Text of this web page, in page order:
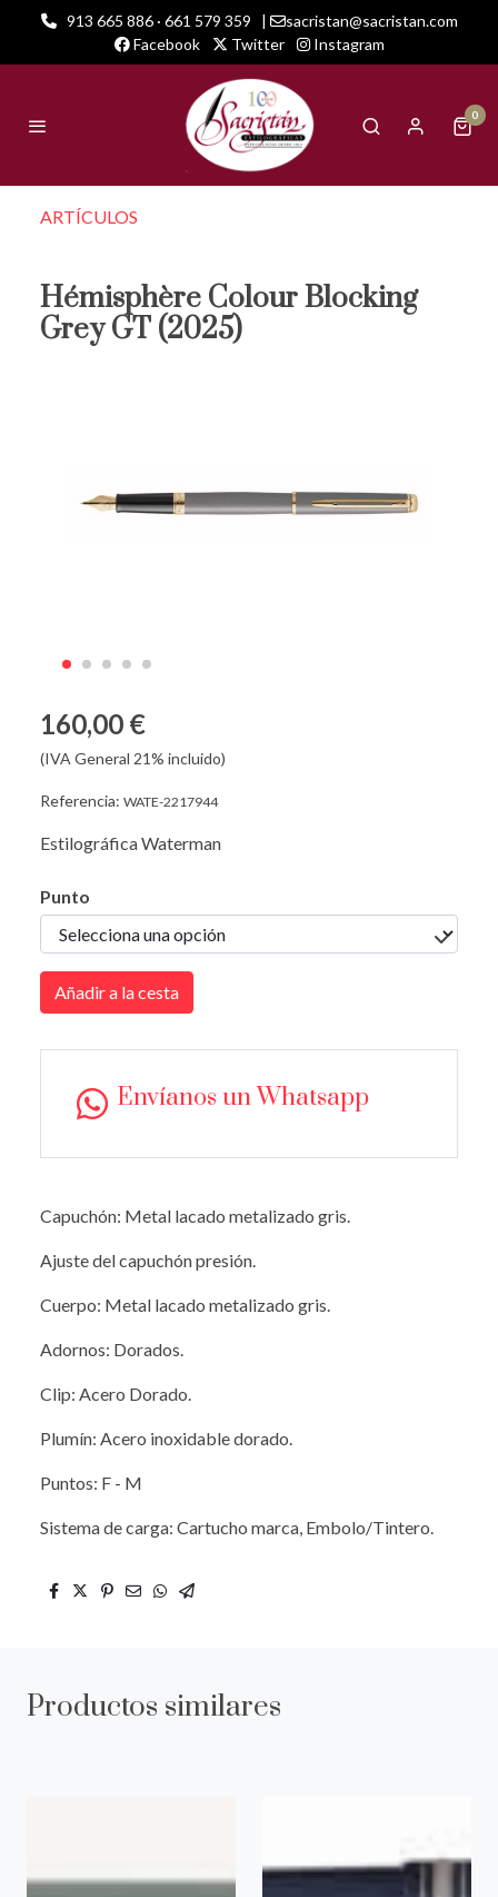
913 665 886 · 661 579 359 |
sacristan@sacristan.com
Facebook
Twitter Instagram
0
ARTÍCULOS
Hémisphère Colour Blocking
Grey GT (2025)
160,00 €
(IVA General 21% incluido)
Referencia: WATE-2217944
Estilográfica Waterman
Punto
Añadir a la cesta
Envíanos un Whatsapp
Capuchón: Metal lacado metalizado gris.
Ajuste del capuchón presión.
Cuerpo: Metal lacado metalizado gris.
Adornos: Dorados.
Clip: Acero Dorado.
Plumín: Acero inoxidable dorado.
Puntos: F - M
Sistema de carga: Cartucho marca, Embolo/Tintero.
Productos similares